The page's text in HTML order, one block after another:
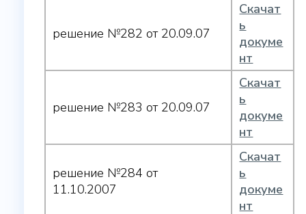
решение №282 от 20.09.07
Скачат
ь
докуме
нт
решение №283 от 20.09.07
Скачат
ь
докуме
нт
решение №284 от
11.10.2007
Скачат
ь
докуме
нт